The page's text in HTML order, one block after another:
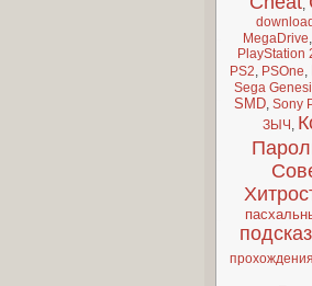
,
download
MegaDrive,
PlayStation
PS2, PSOne,
Sega
SMD, Sony
ЗЫЧ ,
прохождения